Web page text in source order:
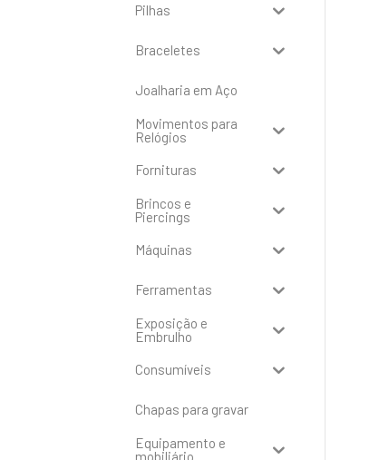
Pilhas
Braceletes
Joalharia em Aço
Movimentos para
Relógios
Fornituras
Brincos e
Piercings
Máquinas
Ferramentas
Exposição e
Embrulho
Consumíveis
Chapas para gravar
Equipamento e
mobiliário